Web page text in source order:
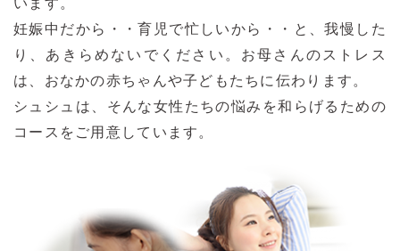
います。
妊娠中だから・・育児で忙しいから・・と、我慢した
り、あきらめないでください。お母さんのストレス
は、おなかの赤ちゃんや子どもたちに伝わります。
シュシュは、そんな女性たちの悩みを和らげるための
コースをご用意しています。